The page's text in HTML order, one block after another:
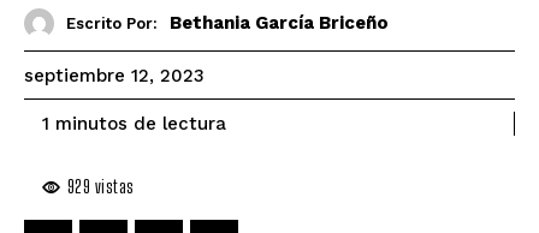
Escrito Por: Bethania García Briceño
septiembre 12, 2023
1 minutos de lectura
929 vistas